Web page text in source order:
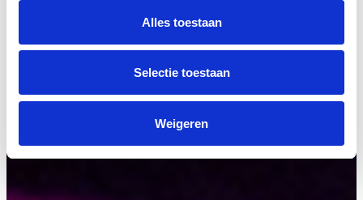
Alles toestaan
Selectie toestaan
Weigeren